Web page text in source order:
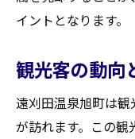
イントとなります。
観光客の動向
遠刈田温泉旭町は
が訪れます。この